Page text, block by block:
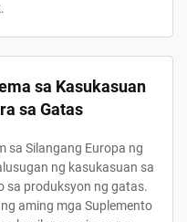
sa Kasukasuan
sa Gatas
sa Silangang Europa ng
ng kasukasuan sa
sa produksyon ng gatas.
aming mga Suplemento